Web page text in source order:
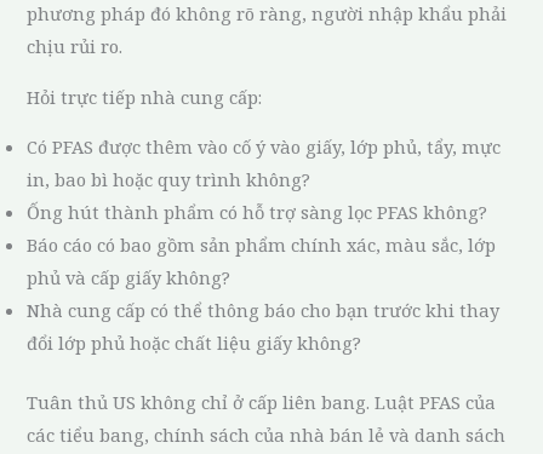
phương pháp đó không rõ ràng, người nhập khẩu phải
chịu rủi ro.
Hỏi trực tiếp nhà cung cấp:
Có PFAS được thêm vào cố ý vào giấy, lớp phủ, tẩy, mực
in, bao bì hoặc quy trình không?
Ống hút thành phẩm có hỗ trợ sàng lọc PFAS không?
Báo cáo có bao gồm sản phẩm chính xác, màu sắc, lớp
phủ và cấp giấy không?
Nhà cung cấp có thể thông báo cho bạn trước khi thay
đổi lớp phủ hoặc chất liệu giấy không?
Tuân thủ US không chỉ ở cấp liên bang. Luật PFAS của
các tiểu bang, chính sách của nhà bán lẻ và danh sách